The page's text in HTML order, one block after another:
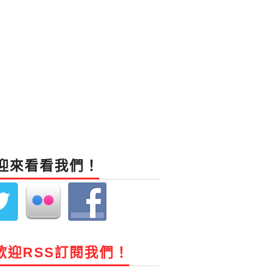
來看看我們！
迎RSS訂閱我們！